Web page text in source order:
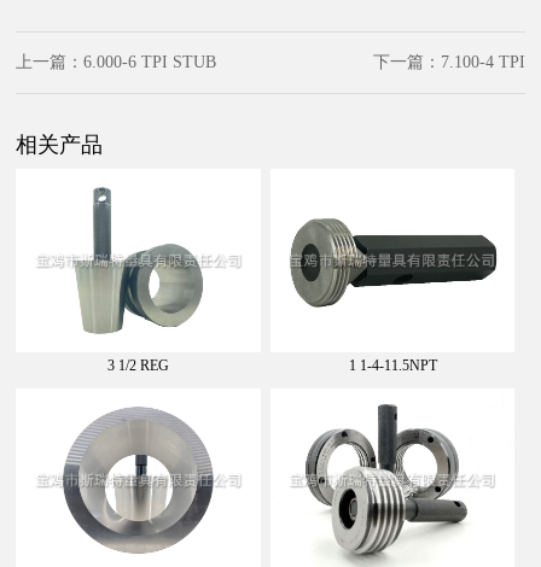
上一篇：6.000-6 TPI STUB
下一篇： 7.100-4 TPI
相关产品
3 1/2 REG 1 1-4-11.5NPT